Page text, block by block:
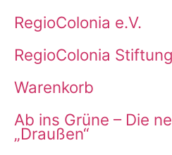
RegioColonia e.V.
RegioColonia Stiftung
Warenkorb
Ab ins Grüne – Die
„Draußen“